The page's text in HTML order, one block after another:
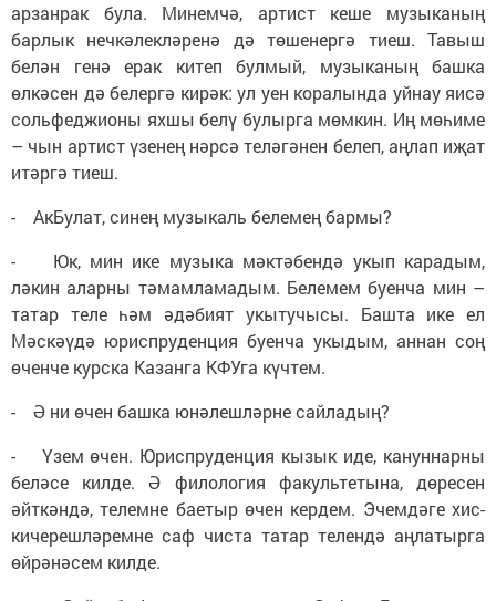
арзанрак була. Минемчә, артист кеше музыканың
барлык нечкәлекләренә дә төшенергә тиеш. Тавыш
белән генә ерак китеп булмый, музыканың башка
өлкәсен дә белергә кирәк: ул уен коралында уйнау яисә
сольфеджионы яхшы белү булырга мөмкин. Иң мөһиме
– чын артист үзенең нәрсә теләгәнен белеп, аңлап иҗат
итәргә тиеш.
- АкБулат, синең музыкаль белемең бармы?
- Юк, мин ике музыка мәктәбендә укып карадым,
ләкин аларны тәмамламадым. Белемем буенча мин –
татар теле һәм әдәбият укытучысы. Башта ике ел
Мәскәүдә юриспруденция буенча укыдым, аннан соң
өченче курска Казанга КФУга күчтем.
- Ә ни өчен башка юнәлешләрне сайладың?
- Үзем өчен. Юриспруденция кызык иде, кануннарны
беләсе килде. Ә филология факультетына, дөресен
әйткәндә, телемне баетыр өчен кердем. Эчемдәге хис-
кичерешләремне саф чиста татар телендә аңлатырга
өйрәнәсем килде.